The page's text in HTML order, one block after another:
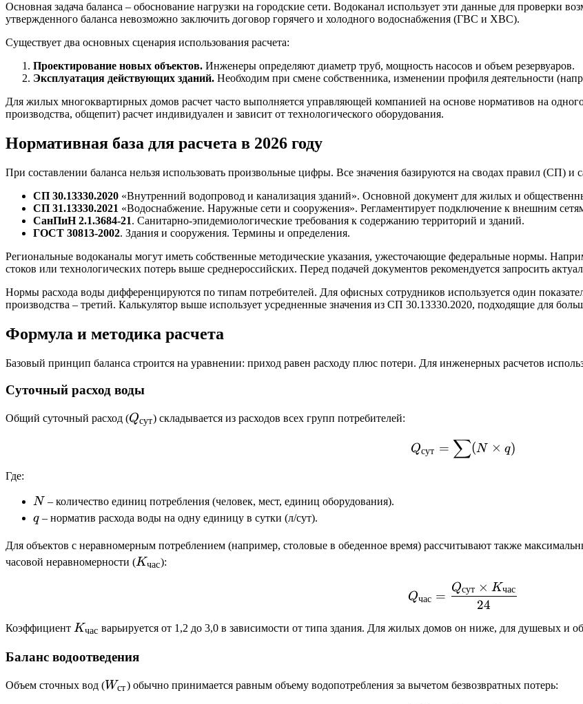
Основная задача баланса – обоснование нагрузки на городские сети. Водоканал использует эти данные для проверки
утвержденного баланса невозможно заключить договор горячего и холодного водоснабжения (ГВС и ХВС).
Существует два основных сценария использования расчета:
Проектирование новых объектов. Инженеры определяют диаметр труб, мощность насосов и объем резервуаров.
Эксплуатация действующих зданий. Необходим при смене собственника, изменении профиля деятельности
Для жилых многоквартирных домов расчет часто выполняется управляющей компанией на основе нормативов на
производства, общепит) расчет индивидуален и зависит от технологического оборудования.
Нормативная база для расчета в 2026 году
При составлении баланса нельзя использовать произвольные цифры. Все значения базируются на сводах правил (СП)
СП 30.13330.2020 «Внутренний водопровод и канализация зданий». Основной документ для жилых и
СП 31.13330.2021 «Водоснабжение. Наружные сети и сооружения». Регламентирует подключение к внешним
СанПиН 2.1.3684-21. Санитарно-эпидемиологические требования к содержанию территорий и зданий.
ГОСТ 30813-2002. Здания и сооружения. Термины и определения.
Региональные водоканалы могут иметь собственные методические указания, ужесточающие федеральные нормы.
стоков или технологических потерь выше среднероссийских. Перед подачей документов рекомендуется запросить
Нормы расхода воды дифференцируются по типам потребителей. Для офисных сотрудников используется один
производства – третий. Калькулятор выше использует усредненные значения из СП 30.13330.2020, подходящие для
Формула и методика расчета
Базовый принцип баланса строится на уравнении: приход равен расходу плюс потери. Для инженерных расчетов
Суточный расход воды
Общий суточный расход (Q_{сут}
Qсут) складывается из расходов всех групп потребителей:
Q_{сут} = \sum (N
Qсут = ∑(N × q)
Где:
N
N – количество единиц потребления (человек, мест, единиц оборудования).
q
q– норматив расхода воды на одну единицу в сутки (л/сут).
Для объектов с неравномерным потреблением (например, столовые в обеденное время) рассчитывают также
часовой неравномерности (K_{час}
Kчас):
Q_{час} =
Qчас =
24
Qсут × Kчас
Коэффициент K_{час}
Kчас варьируется от 1,2 до 3,0 в зависимости от типа здания. Для жилых домов он ниже, для душевых и
Баланс водоотведения
Объем сточных вод (W_{ст}
Wст) обычно принимается равным объему водопотребления за вычетом безвозвратных потерь: